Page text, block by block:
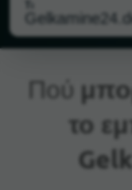
Τρέχουσα
Πού
το